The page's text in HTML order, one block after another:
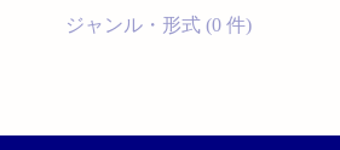
ジャンル・形式 (0 件)